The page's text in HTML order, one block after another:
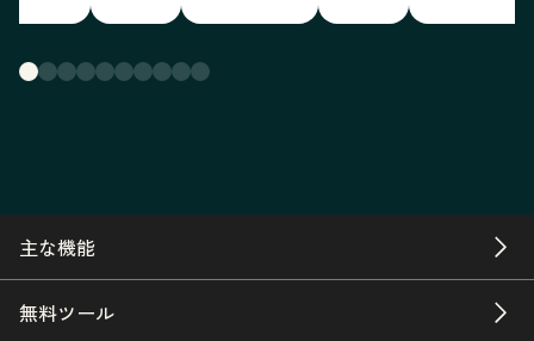
主な機能
無料ツール